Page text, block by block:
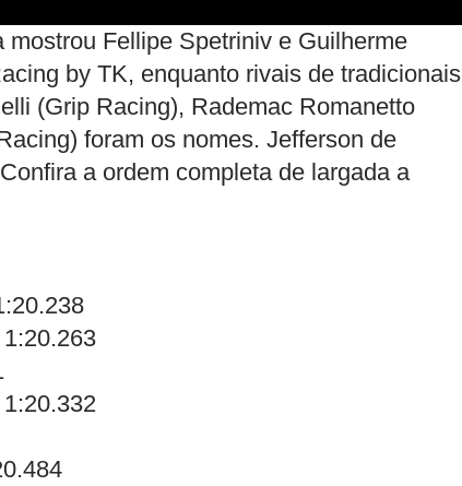
Fellipe Spetriniv e Guilherme
by TK, enquanto rivais de tradicionais
(Grip Racing), Rademac Romanetto
foram os nomes. Jefferson de
a ordem completa de largada a